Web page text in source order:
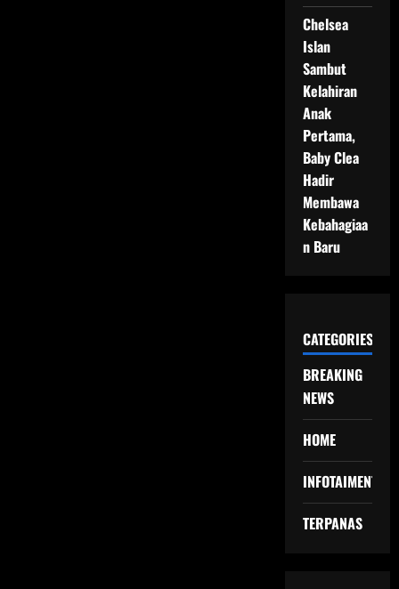
Chelsea
Islan
Sambut
Kelahiran
Anak
Pertama,
Baby Clea
Hadir
Membawa
Kebahagiaa
n Baru
CATEGORIES
BREAKING
NEWS
HOME
INFOTAIMENT
TERPANAS